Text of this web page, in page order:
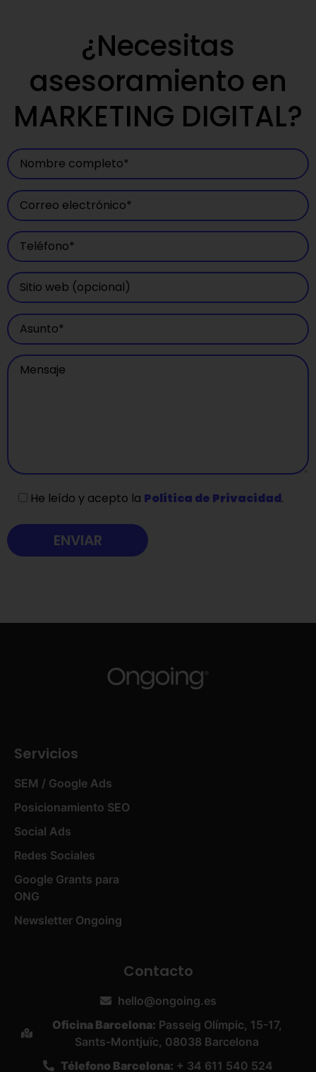
¿Necesitas
asesoramiento en
MARKETING DIGITAL?
He leído y acepto la Política de Privacidad.
Servicios
SEM / Google Ads
Posicionamiento SEO
Social Ads
Redes Sociales
Google Grants para
ONG
Newsletter Ongoing
Contacto
hello@ongoing.es
Oficina Barcelona: Passeig Olímpic, 15-17,
Sants-Montjuïc, 08038 Barcelona
Télefono Barcelona: + 34 611 540 524